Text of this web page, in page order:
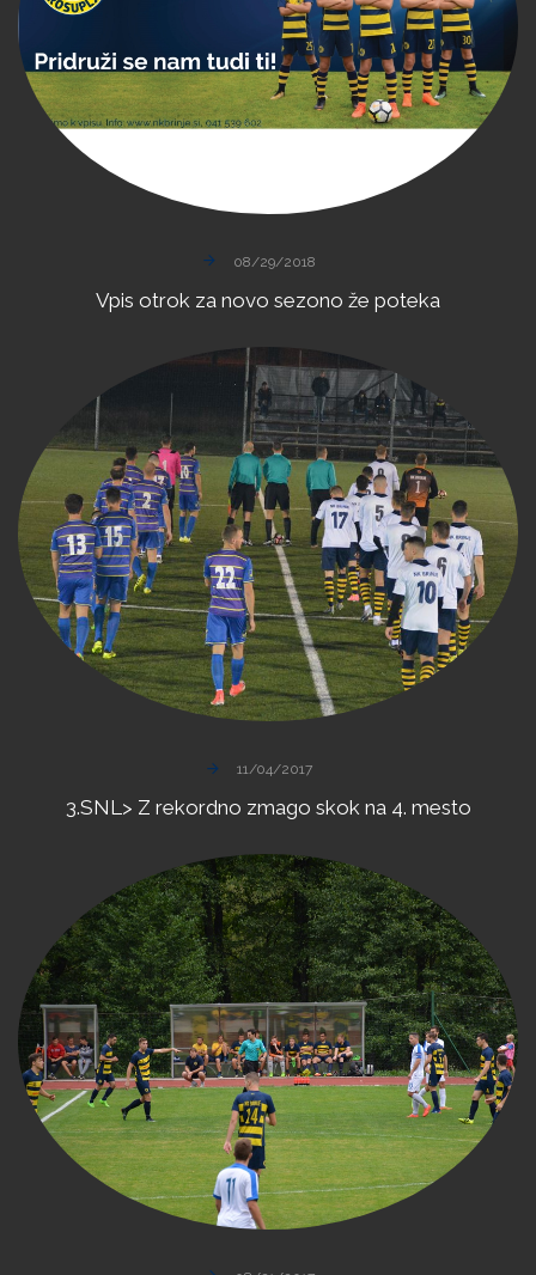
08/29/2018
Vpis otrok za novo sezono že poteka
11/04/2017
3.SNL> Z rekordno zmago skok na 4. mesto